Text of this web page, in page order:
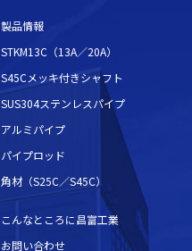
製品情報
STKM13C（13A／20A）
S45Cメッキ付きシャフト
SUS304ステンレスパイプ
アルミパイプ
パイプロッド
角材（S25C／S45C）
こんなところに昌富工業
お問い合わせ